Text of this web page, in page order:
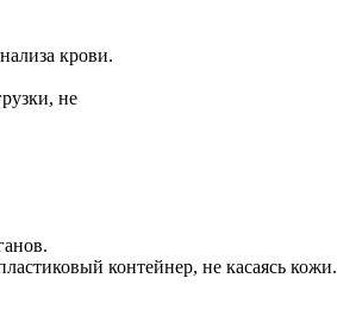
крови.
не
контейнер, не касаясь кожи.